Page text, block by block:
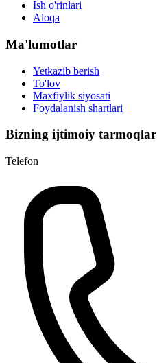
Ish o'rinlari
Aloqa
Ma'lumotlar
Yetkazib berish
To'lov
Maxfiylik siyosati
Foydalanish shartlari
Bizning ijtimoiy tarmoqlar
Telefon